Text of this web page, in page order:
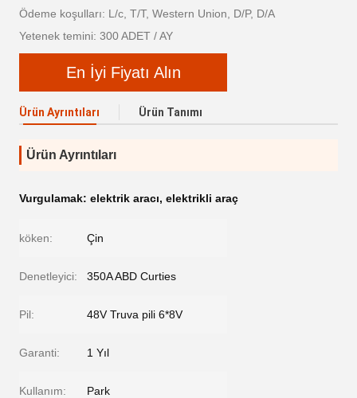
Ödeme koşulları: L/c, T/T, Western Union, D/P, D/A
Yetenek temini: 300 ADET / AY
En İyi Fiyatı Alın
Ürün Ayrıntıları Ürün Tanımı
Ürün Ayrıntıları
Vurgulamak: elektrik aracı, elektrikli araç
köken: Çin
Denetleyici: 350A ABD Curties
Pil: 48V Truva pili 6*8V
Garanti: 1 Yıl
Kullanım: Park